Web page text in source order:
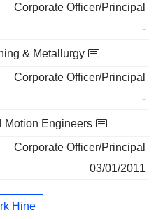
Corporate Officer/Principal
-
& Metallurgy
Corporate Officer/Principal
-
Motion Engineers
Corporate Officer/Principal
03/01/2011
Hine